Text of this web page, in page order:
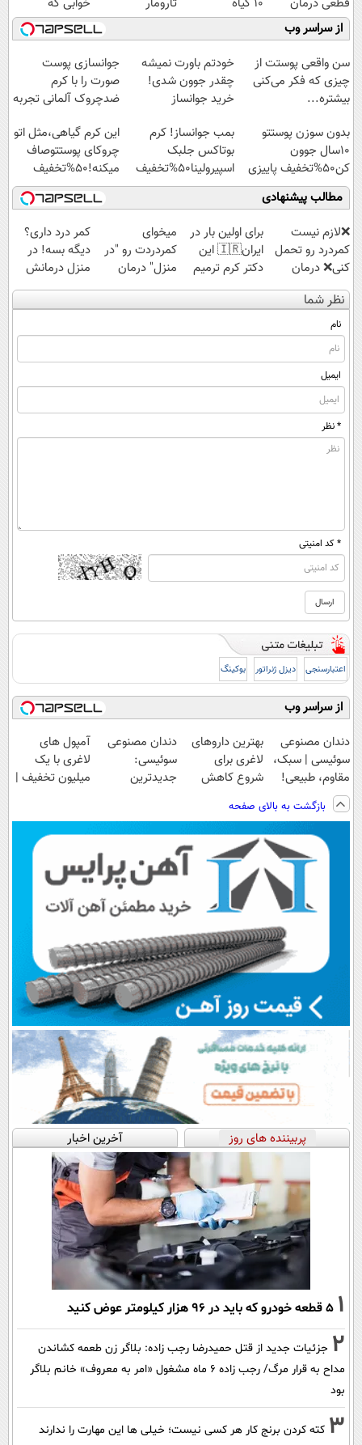
قطعی درمان
کنید!
◗پرسش‌نامه◖
10 گیاه
موثر(تخفیف تا
امشب)
تارومار
ازبین‌برنده انواع
عنکبوت
خوابی که
میلیاردر شد.
آموزش رایگان
از سراسر وب
سن واقعی پوستت از
چیزی که فکر می‌کنی
بیشتره...
خودتم باورت نمیشه
چقدر جوون شدی!
خرید جوانساز
ویژه
جوانسازی پوست
صورت را با کرم
ضدچروک آلمانی تجربه
بدون سوزن پوستتو
10سال جوون
کن50%تخفیف پاییزی
بمب جوانساز! کرم
بوتاکس جلبک
اسپیرولینا50%تخفیف
این کرم گیاهی،مثل اتو
چروکای پوستتوصاف
میکنه!50%تخفیف
مطالب پیشنهادی
❌لازم نیست
کمردرد رو تحمل
کنی❌ درمان
بدون جراحی و
قرص
(پرسشنامه)
برای اولین بار در
ایران🇮🇷 این
دکتر کرم ترمیم
کننده 23 روزه
ساخت!
میخوای
کمردردت رو "در
منزل" درمان
کنی؟ (◂فیلم +
◂پرسش‌نامه)
کمر درد داری؟
دیگه بسه! در
منزل درمانش
کن
(◀پرسش‌نامه)
نظر شما
نام
ایمیل
* نظر
* کد امنیتی
اعتبارسنجی دیزل ژنراتور بوکینگ
از سراسر وب
دندان مصنوعی
سوئیسی | سبک،
مقاوم، طبیعی!
ویزیت
رایگان+پرداخت
اقساطی😍
بهترین داروهای
لاغری برای
شروع کاهش
داروخانه های
نزدیکت!
دندان مصنوعی
سوئیسی:
جدیدترین
پرداخت قسطی
آمپول های
لاغری با یک
میلیون تخفیف |
معتبر
بازگشت به بالای صفحه
پربیننده های روز آخرین اخبار
1 ۵ قطعه خودرو که باید در ۹۶ هزار کیلومتر عوض کنید
2 جزئیات جدید از قتل حمیدرضا رجب زاده: بلاگر زن طعمه کشاندن
مداح به قرار مرگ/ رجب زاده 6 ماه مشغول «امر به معروف» خانم بلاگر
بود
3 کته کردن برنج کار هر کسی نیست؛ خیلی ها این مهارت را ندارند